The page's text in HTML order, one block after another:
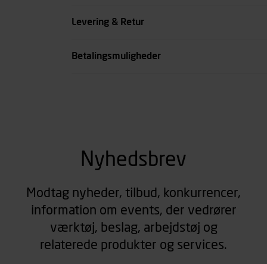
Levering & Retur
Betalingsmuligheder
Nyhedsbrev
Modtag nyheder, tilbud, konkurrencer,
information om events, der vedrører
værktøj, beslag, arbejdstøj og
relaterede produkter og services.